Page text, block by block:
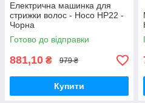
Електрична машинка для
стрижки волос - Hoco HP22 -
Чорна
Готово до відправки
881,10 ₴ 979 ₴
Купити